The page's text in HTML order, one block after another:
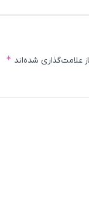
علامت‌گذاری شده‌اند *